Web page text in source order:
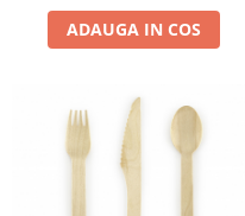
ADAUGA IN COS